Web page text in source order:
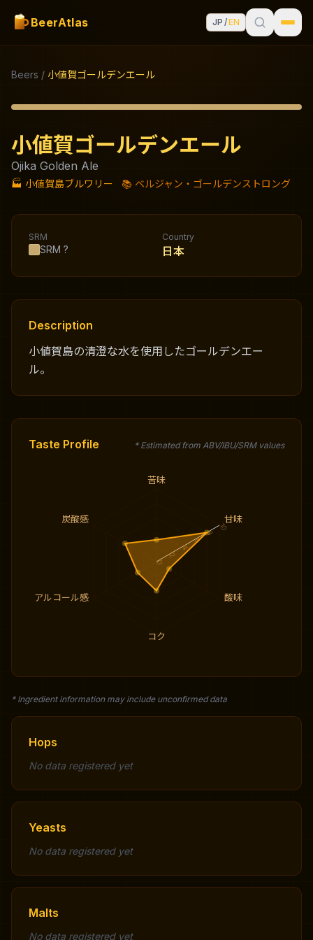
BeerAtlas JP /EN
Beers / 小値賀ゴールデンエール
小値賀ゴールデンエール
Ojika Golden Ale
🏭 小値賀島ブルワリー 📚 ベルジャン・ゴールデンストロング
SRM
SRM ?
Country
日本
Description
小値賀島の清澄な水を使用したゴールデンエー
ル。
Taste Profile * Estimated from ABV/IBU/SRM values
苦味
甘味
酸味
コク
アルコール感
炭酸感
0
2
4
6
8
10
* Ingredient information may include unconfirmed data
Hops
No data registered yet
Yeasts
No data registered yet
Malts
No data registered yet